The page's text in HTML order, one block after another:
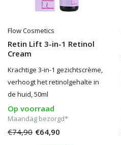
Flow Cosmetics
Retin Lift 3-in-1 Retinol
Cream
Krachtige 3-in-1 gezichtscrème,
verhoogt het retinolgehalte in
de huid, 50ml
Op voorraad
Maandag bezorgd*
€74,90 €64,90